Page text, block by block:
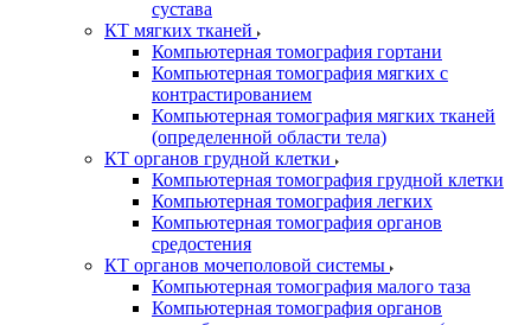
сустава
КТ мягких тканей
Компьютерная томография гортани
Компьютерная томография мягких с
контрастированием
Компьютерная томография мягких тканей
(определенной области тела)
КТ органов грудной клетки
Компьютерная томография грудной клетки
Компьютерная томография легких
Компьютерная томография органов
средостения
КТ органов мочеполовой системы
Компьютерная томография малого таза
Компьютерная томография органов